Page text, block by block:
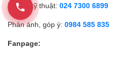
Hỗ trợ kỹ thuật: 024 7300 6899
Phản ánh, góp ý: 0984 585 835
Fanpage: